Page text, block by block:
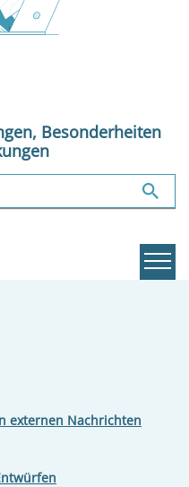
Besonderheiten
externen Nachrichten